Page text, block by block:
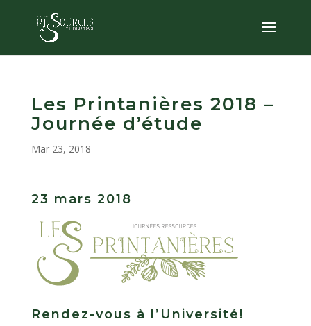
Les Printanières 2018 –
Journée d’étude
Mar 23, 2018
23 mars 2018
Rendez-vous à l’Université!